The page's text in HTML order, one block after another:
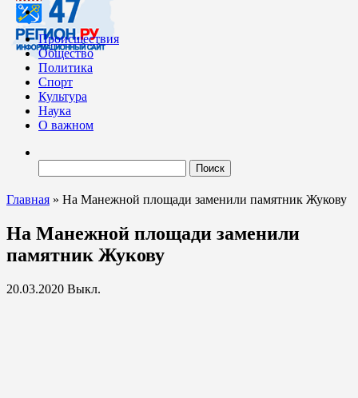
Происшествия
Общество
Политика
Спорт
Культура
Наука
О важном
Главная » На Манежной площади заменили памятник Жукову
На Манежной площади заменили
памятник Жукову
20.03.2020 Выкл.